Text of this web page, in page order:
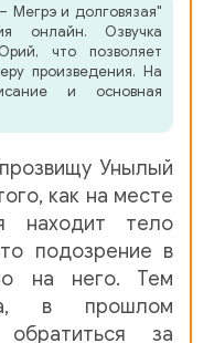
и долговязая"
онлайн. Озвучка
что позволяет
произведения. На
и основная
Унылый
как на месте
находит тело
подозрение в
на него. Тем
в прошлом
за